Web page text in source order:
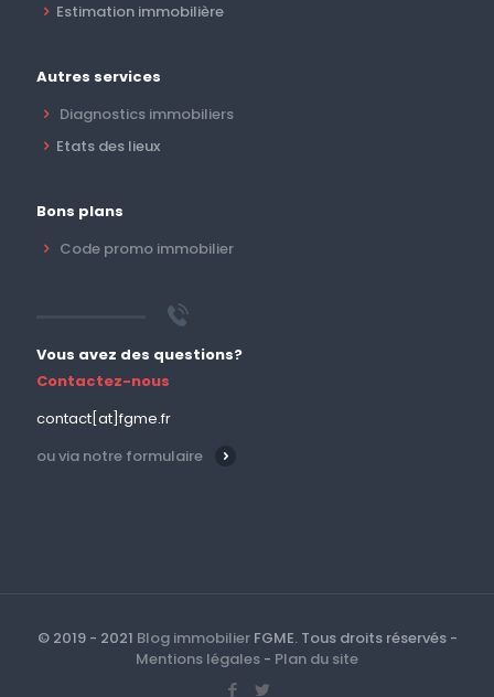
Estimation immobilière
Autres services
Diagnostics immobiliers
Etats des lieux
Bons plans
Code promo immobilier
Vous avez des questions?
Contactez-nous
contact[at]fgme.fr
ou via notre formulaire
© 2019 - 2021 Blog immobilierFGME. Tous droits réservés -
Mentions légales - Plan du site